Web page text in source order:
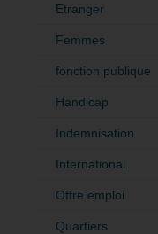
Etranger
Femmes
fonction publique
Handicap
Indemnisation
International
Offre emploi
Quartiers